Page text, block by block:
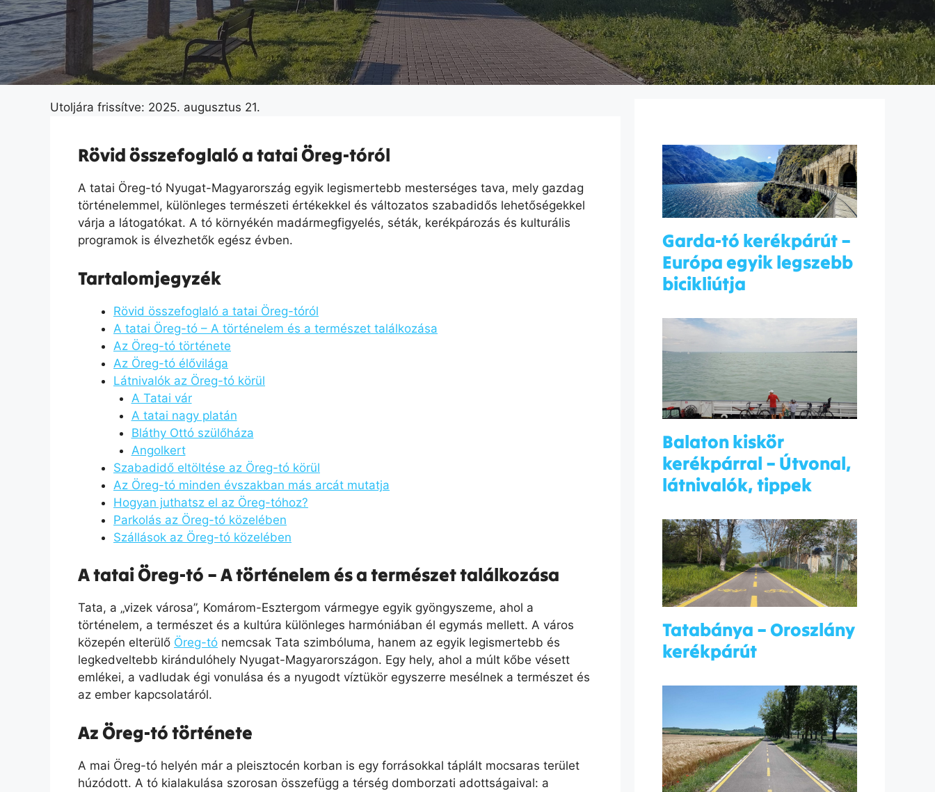
Utoljára frissítve: 2025. augusztus 21.
Rövid összefoglaló a tatai Öreg-tóról
A tatai Öreg-tó Nyugat-Magyarország egyik legismertebb mesterséges tava, mely gazdag
történelemmel, különleges természeti értékekkel és változatos szabadidős lehetőségekkel
várja a látogatókat. A tó környékén madármegfigyelés, séták, kerékpározás és kulturális
programok is élvezhetők egész évben.
Tartalomjegyzék
Rövid összefoglaló a tatai Öreg-tóról
A tatai Öreg-tó – A történelem és a természet találkozása
Az Öreg-tó története
Az Öreg-tó élővilága
Látnivalók az Öreg-tó körül
A Tatai vár
A tatai nagy platán
Bláthy Ottó szülőháza
Angolkert
Szabadidő eltöltése az Öreg-tó körül
Az Öreg-tó minden évszakban más arcát mutatja
Hogyan juthatsz el az Öreg-tóhoz?
Parkolás az Öreg-tó közelében
Szállások az Öreg-tó közelében
A tatai Öreg-tó – A történelem és a természet találkozása
Tata, a „vizek városa”, Komárom-Esztergom vármegye egyik gyöngyszeme, ahol a
történelem, a természet és a kultúra különleges harmóniában él egymás mellett. A város
közepén elterülő Öreg-tó nemcsak Tata szimbóluma, hanem az egyik legismertebb és
legkedveltebb kirándulóhely Nyugat-Magyarországon. Egy hely, ahol a múlt kőbe vésett
emlékei, a vadludak égi vonulása és a nyugodt víztükör egyszerre mesélnek a természet és
az ember kapcsolatáról.
Az Öreg-tó története
A mai Öreg-tó helyén már a pleisztocén korban is egy forrásokkal táplált mocsaras terület
húzódott. A tó kialakulása szorosan összefügg a térség domborzati adottságaival: a
Garda-tó kerékpárút –
Európa egyik legszebb
bicikliútja
Balaton kiskör
kerékpárral – Útvonal,
látnivalók, tippek
Tatabánya – Oroszlány
kerékpárút